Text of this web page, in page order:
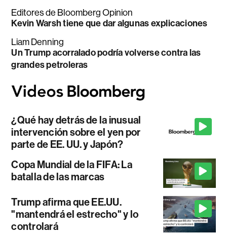
Editores de Bloomberg Opinion
Kevin Warsh tiene que dar algunas explicaciones
Liam Denning
Un Trump acorralado podría volverse contra las
grandes petroleras
¿Qué hay detrás de la inusual
intervención sobre el yen por
parte de EE. UU. y Japón?
Copa Mundial de la FIFA: La
batalla de las marcas
Trump afirma que EE.UU.
"mantendrá el estrecho" y lo
controlará